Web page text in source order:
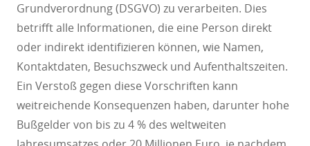
Grundverordnung (DSGVO) zu verarbeiten. Dies
betrifft alle Informationen, die eine Person direkt
oder indirekt identifizieren können, wie Namen,
Kontaktdaten, Besuchszweck und Aufenthaltszeiten.
Ein Verstoß gegen diese Vorschriften kann
weitreichende Konsequenzen haben, darunter hohe
Bußgelder von bis zu 4 % des weltweiten